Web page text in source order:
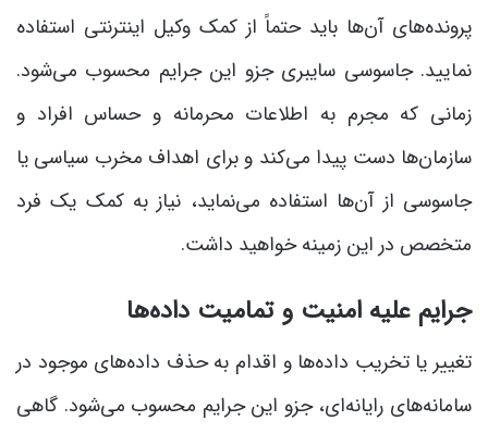
پرونده‌های آن‌ها باید حتماً از کمک وکیل اینترنتی استفاده
نمایید. جاسوسی سایبری جزو این جرایم محسوب می‌شود.
زمانی که مجرم به اطلاعات محرمانه و حساس افراد و
سازمان‌ها دست پیدا می‌کند و برای اهداف مخرب سیاسی یا
جاسوسی از آن‌ها استفاده می‌نماید، نیاز به کمک یک فرد
متخصص در این زمینه خواهید داشت.
جرایم علیه امنیت و تمامیت داده‌ها
تغییر یا تخریب داده‌ها و اقدام به حذف داده‌های موجود در
سامانه‌های رایانه‌ای، جزو این جرایم محسوب می‌شود. گاهی